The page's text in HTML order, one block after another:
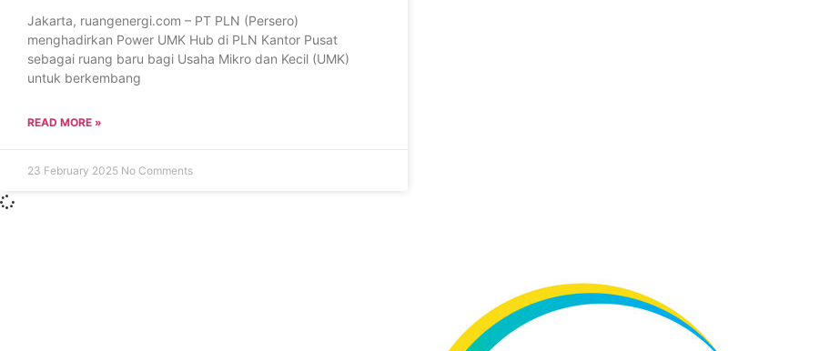
Jakarta, ruangenergi.com – PT PLN (Persero)
menghadirkan Power UMK Hub di PLN Kantor Pusat
sebagai ruang baru bagi Usaha Mikro dan Kecil (UMK)
untuk berkembang
READ MORE »
23 February 2025 No Comments